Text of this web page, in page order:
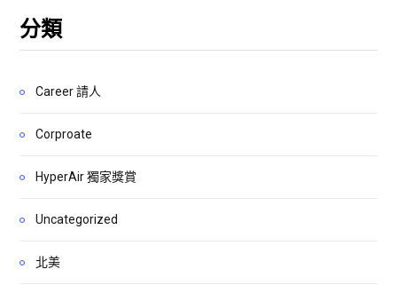
分類
Career 請人
Corproate
HyperAir 獨家獎賞
Uncategorized
北美